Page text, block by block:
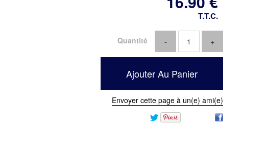
T.T.C.
Quantité
Envoyer cette page à un(e) ami(e)